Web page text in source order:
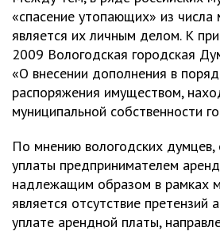
«спасение утопающих» из числа
является их личным делом. К
2009 Вологодская городская
«О внесении дополнения в
распоряжения имуществом,
муниципальной собственности
По мнению вологодских думцев,
уплаты предпринимателем
надлежащим образом в рамках
является отсутствие претензий
уплате арендной платы,